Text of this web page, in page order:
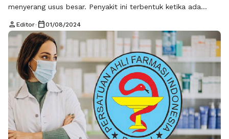
menyerang usus besar. Penyakit ini terbentuk ketika ada
spesifiknya usus besar yang merupakan bagian usus paling
akhir dari sebuah sistem pencernaan. Awalnya, kanker ini
muncul sebagai benjolan kecil jinak berupa polip yang
kemudian bertransformasi menjadi ganas.Kanker ini juga …
Baca Selengkapnya
person Editor• calendar_today01/08/2024